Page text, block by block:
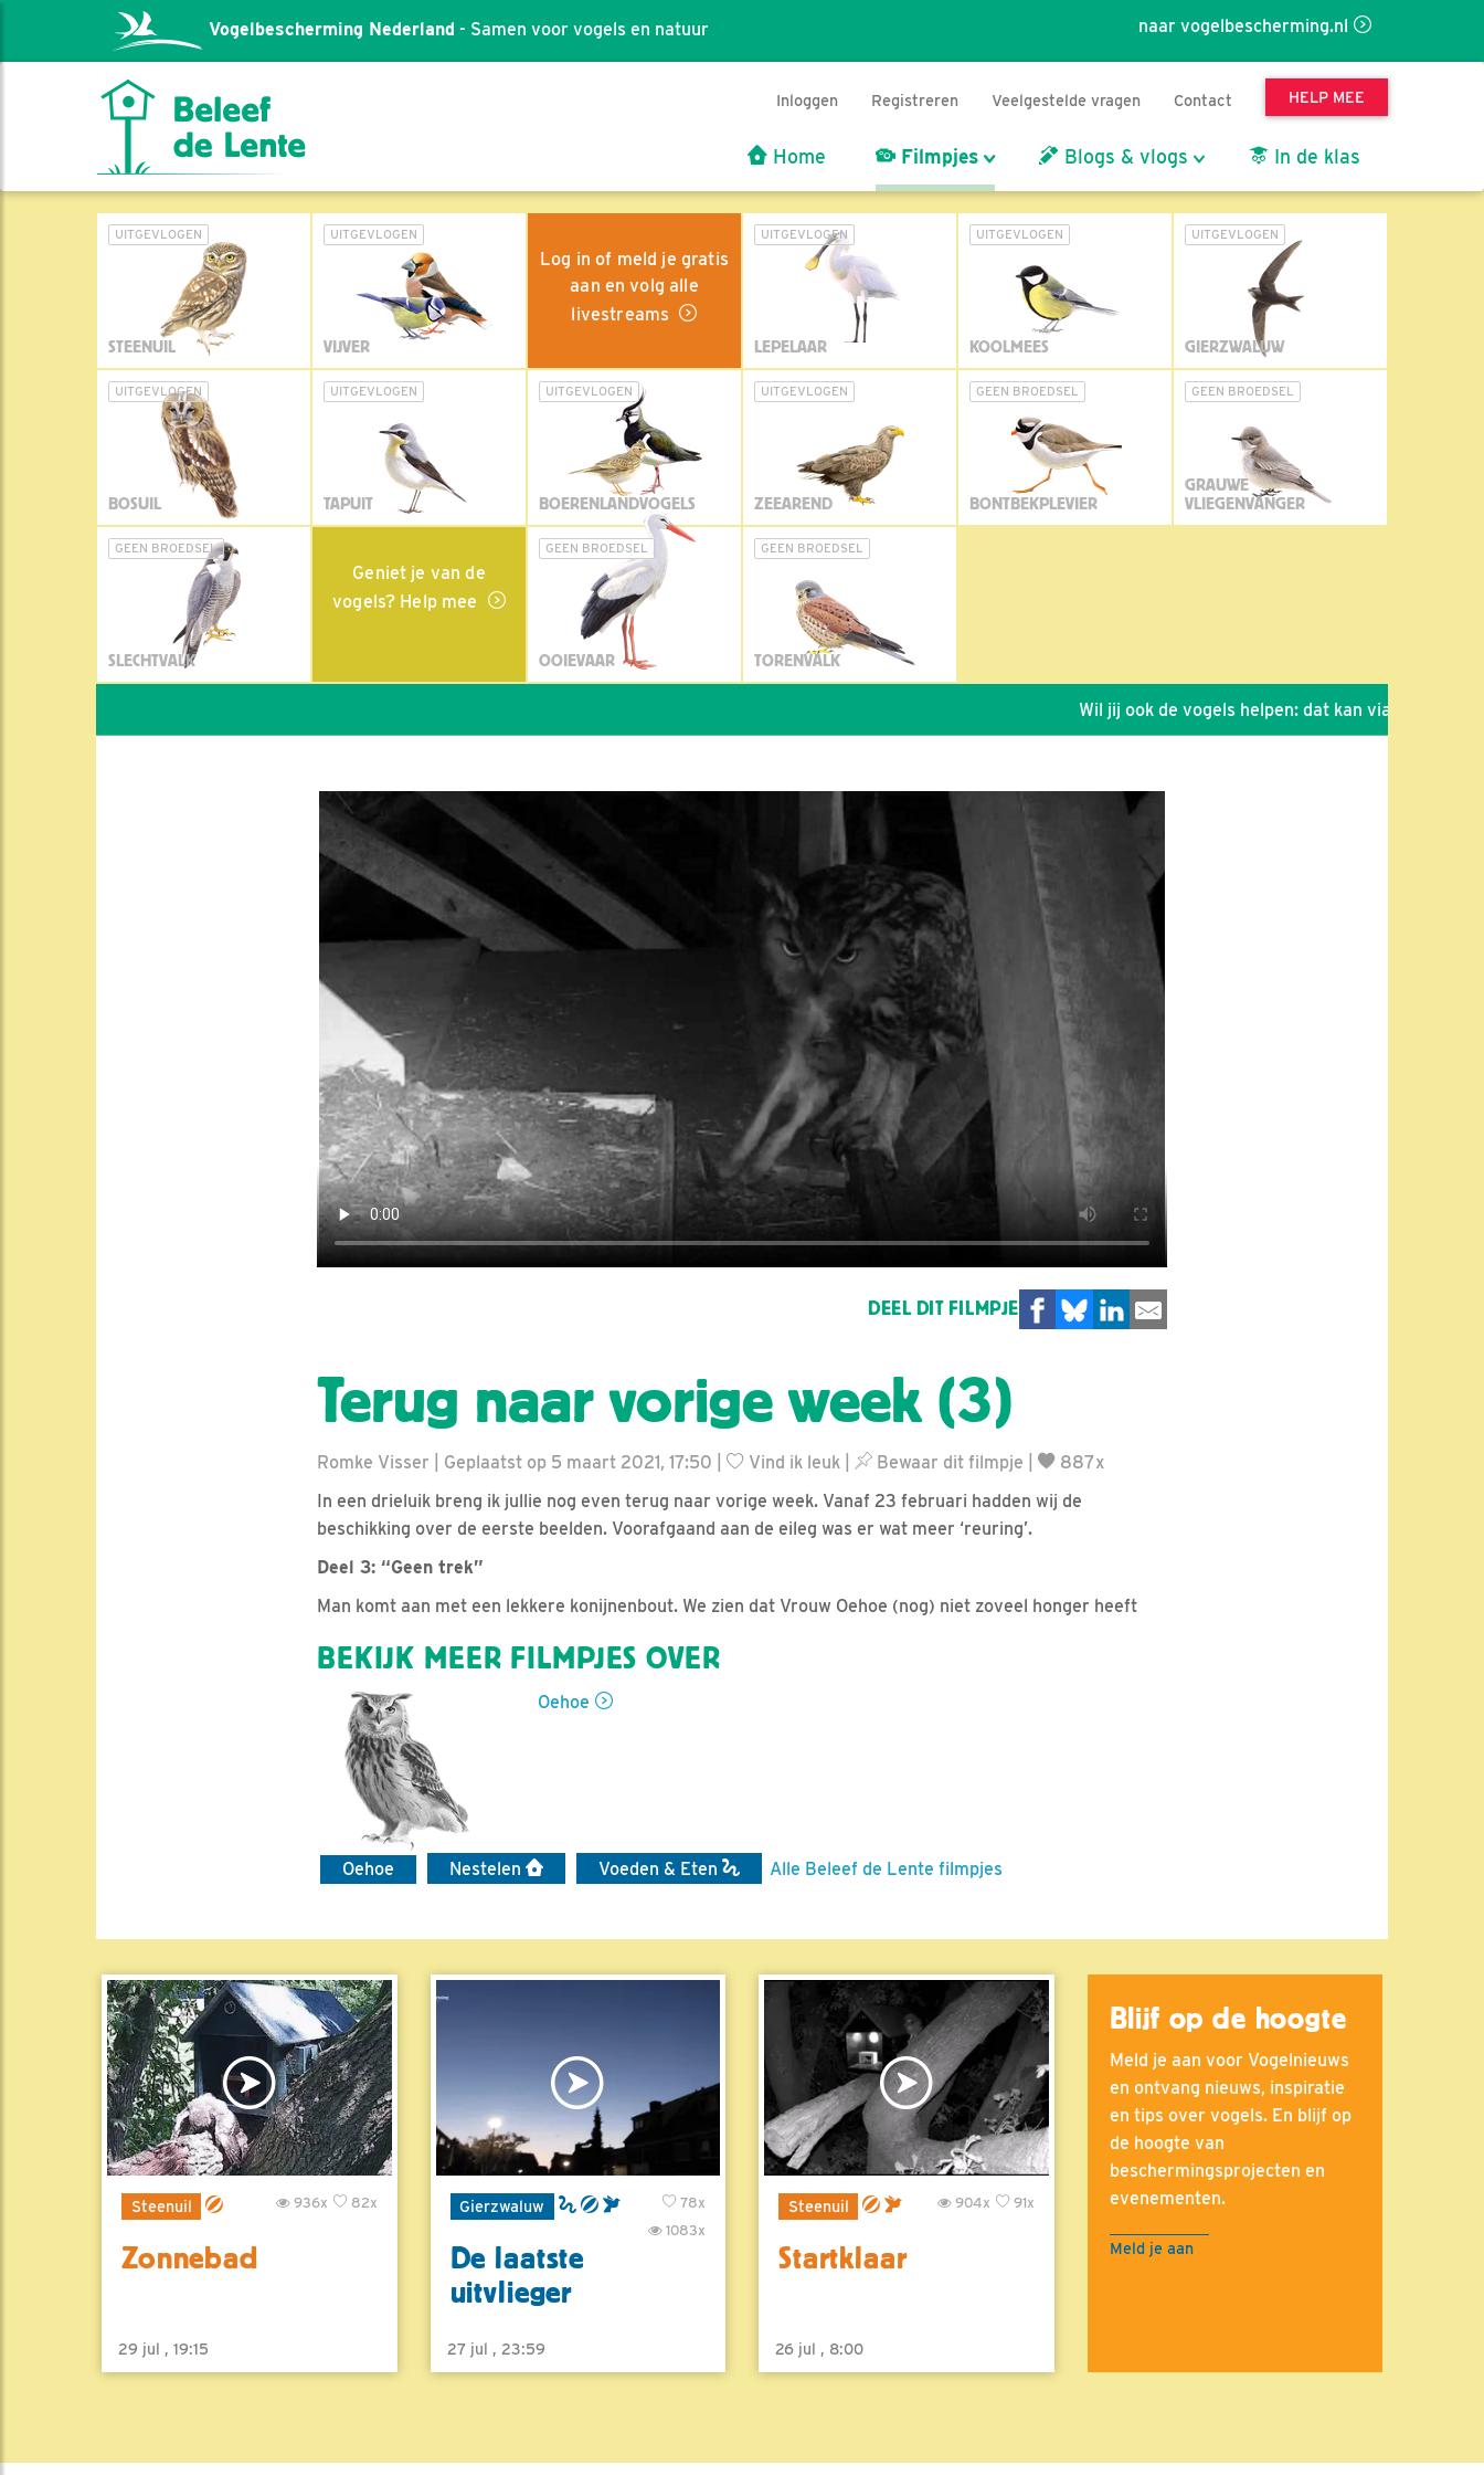
naar vogelbescherming.nl
Vogelbescherming Nederland - Samen voor vogels en natuur
Inloggen Registreren Veelgestelde vragen Contact HELP MEE
Home Filmpjes Blogs & vlogs In de klas
UITGEVLOGEN
STEENUIL
UITGEVLOGEN
VIJVER
Log in of meld je gratis
aan en volg alle
livestreams
UITGEVLOGEN
LEPELAAR
UITGEVLOGEN
KOOLMEES
UITGEVLOGEN
GIERZWALUW
UITGEVLOGEN
BOSUIL
UITGEVLOGEN
TAPUIT
UITGEVLOGEN
BOERENLANDVOGELS
UITGEVLOGEN
ZEEAREND
GEEN BROEDSEL
BONTBEKPLEVIER
GEEN BROEDSEL
GRAUWE
VLIEGENVANGER
GEEN BROEDSEL
SLECHTVALK
Geniet je van de
vogels? Help mee
GEEN BROEDSEL
OOIEVAAR
GEEN BROEDSEL
TORENVALK
Wil jij ook de vogels helpen: dat kan via de link!
DEEL DIT FILMPJE
Terug naar vorige week (3)
Romke Visser | Geplaatst op 5 maart 2021, 17:50 | Vind ik leuk Bewaar dit filmpje
887x
In een drieluik breng ik jullie nog even terug naar vorige week. Vanaf 23 februari hadden wij de
beschikking over de eerste beelden. Voorafgaand aan de eileg was er wat meer ‘reuring’.
Deel 3: “Geen trek”
Man komt aan met een lekkere konijnenbout. We zien dat Vrouw Oehoe (nog) niet zoveel honger heeft
BEKIJK MEER FILMPJES OVER
Oehoe
Oehoe Nestelen Voeden & Eten Alle Beleef de Lente filmpjes
Steenuil 82x
936x
Zonnebad
29 jul , 19:15
Gierzwaluw
78x
1083x
De laatste
uitvlieger
27 jul , 23:59
Steenuil 91x
904x
Startklaar
26 jul , 8:00
Blijf op de hoogte
Meld je aan voor Vogelnieuws
en ontvang nieuws, inspiratie
en tips over vogels. En blijf op
de hoogte van
beschermingsprojecten en
evenementen.
Meld je aan